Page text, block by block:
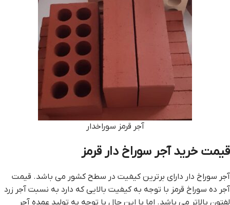
آجر قرمز سوراخدار
قیمت خرید آجر سوراخ دار قرمز
آجر سوراخ دار دارای برترین کیفیت در سطح کشور می باشد. قیمت
آجر ده سوراخ قرمز با توجه به کیفیت بالایی که دارد به نسبت آجر زرد
لفتون بالاتر می باشد. اما با این حال با توجه به تولید عمده آجر